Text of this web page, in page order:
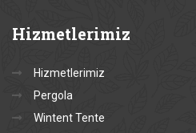
Hizmetlerimiz
Hizmetlerimiz
Pergola
Wintent Tente